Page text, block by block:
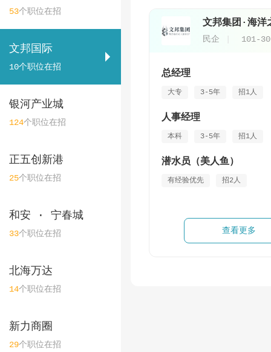
53个职位在招
文邦国际
10个职位在招
银河产业城
124个职位在招
正五创新港
25个职位在招
和安 · 宁春城
33个职位在招
北海万达
14个职位在招
新力商圈
29个职位在招
文邦集团·海洋
民企 101-
总经理
大专 3-5年 招1人
人事经理
本科 3-5年 招1人
潜水员（美人鱼）
有经验优先 招2人
查看更多